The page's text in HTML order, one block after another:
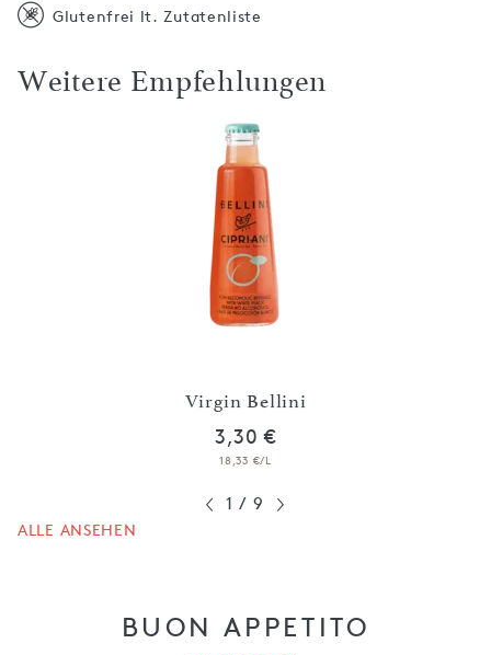
Glutenfrei lt. Zutatenliste
Weitere Empfehlungen
Virgin Bellini
3,30 €
18,33 €/L
1 / 9
ALLE ANSEHEN
BUON APPETITO